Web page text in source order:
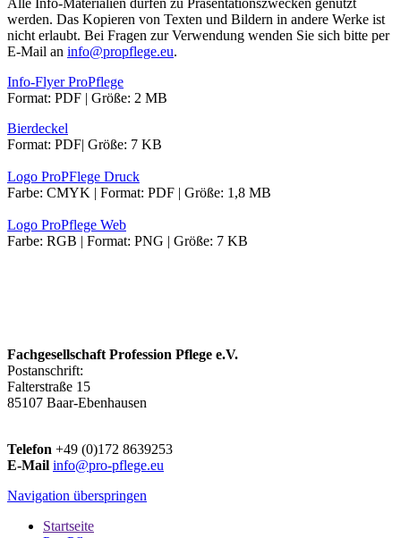
werden. Das Kopieren von Texten und Bildern in andere Werke ist
nicht erlaubt. Bei Fragen zur Verwendung wenden Sie sich bitte per
E-Mail an info@propflege.eu.
Info-Flyer ProPflege
Format: PDF | Größe: 2 MB
Bierdeckel
Format: PDF| Größe: 7 KB
Logo ProPFlege Druck
Farbe: CMYK | Format: PDF | Größe: 1,8 MB
Logo ProPflege Web
Farbe: RGB | Format: PNG | Größe: 7 KB
Fachgesellschaft Profession Pflege e.V.
Postanschrift:
Falterstraße 15
85107 Baar-Ebenhausen
Telefon +49 (0)172 8639253
E-Mail info@pro-pflege.eu
Navigation überspringen
Startseite